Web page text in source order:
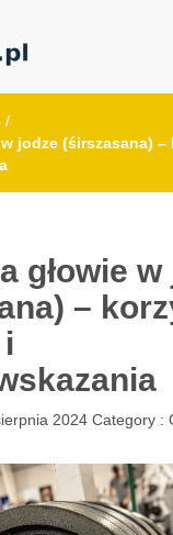
/
jodze (śirszasana)
głowie w
–
2024 Category :